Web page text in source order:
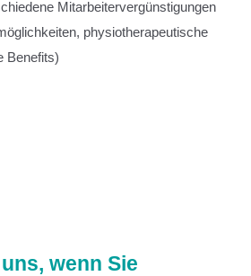
Mitarbeitervergünstigungen
physiotherapeutische
Benefits)
wenn Sie